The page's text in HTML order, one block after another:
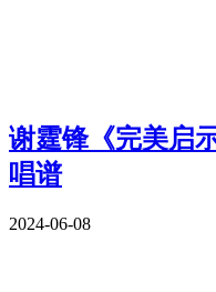
谢霆锋《完美启
唱谱
2024-06-08